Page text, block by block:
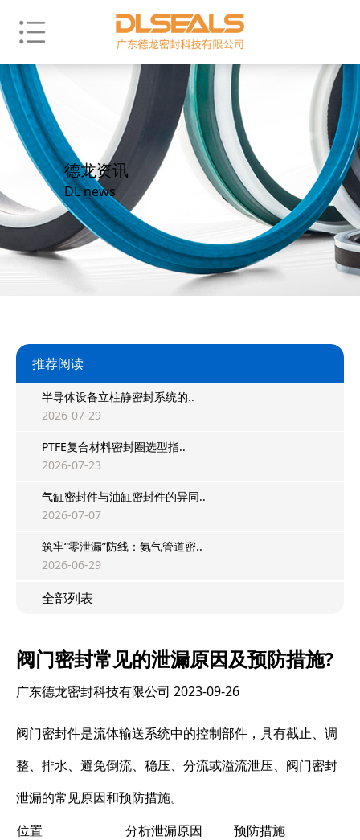
德龙资讯
DL news
推荐阅读
半导体设备立柱静密封系统的..
2026-07-29
PTFE复合材料密封圈选型指..
2026-07-23
气缸密封件与油缸密封件的异同..
2026-07-07
筑牢“零泄漏”防线：氨气管道密..
2026-06-29
全部列表
阀门密封常见的泄漏原因及预防措施?
广东德龙密封科技有限公司 2023-09-26
阀门密封件是流体输送系统中的控制部件，具有截止、调
整、排水、避免倒流、稳压、分流或溢流泄压、阀门密封
泄漏的常见原因和预防措施。
位置
分析泄漏原因 预防措施